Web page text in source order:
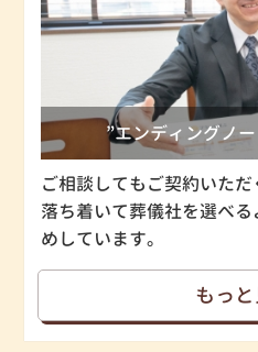
”エンディングノ
ご相談してもご契約いただ
落ち着いて葬儀社を選べ
めしています。
もっ